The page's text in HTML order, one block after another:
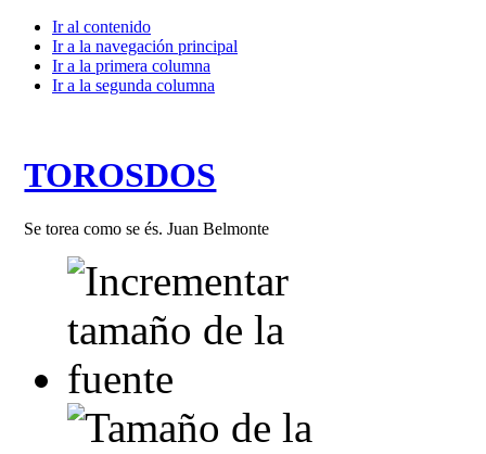
Ir al contenido
Ir a la navegación principal
Ir a la primera columna
Ir a la segunda columna
TOROSDOS
Se torea como se és. Juan Belmonte